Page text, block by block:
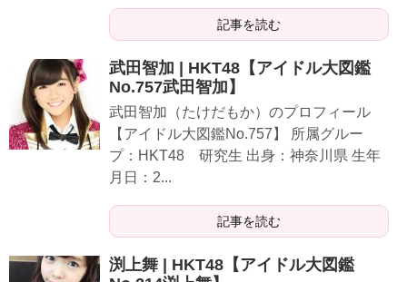
記事を読む
武田智加 | HKT48【アイドル大図鑑
No.757武田智加】
武田智加（たけだもか）のプロフィール
【アイドル大図鑑No.757】 所属グルー
プ：HKT48 研究生 出身：神奈川県 生年
月日：2...
記事を読む
渕上舞 | HKT48【アイドル大図鑑